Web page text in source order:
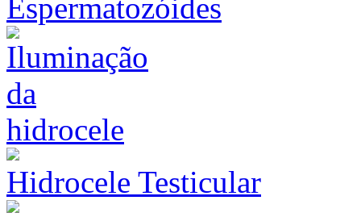
Espermatozóides
Hidrocele Testicular